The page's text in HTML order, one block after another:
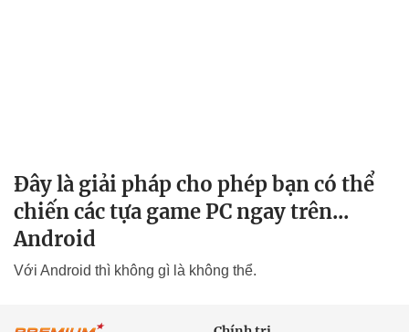
Đây là giải pháp cho phép bạn có thể
chiến các tựa game PC ngay trên...
Android
Với Android thì không gì là không thể.